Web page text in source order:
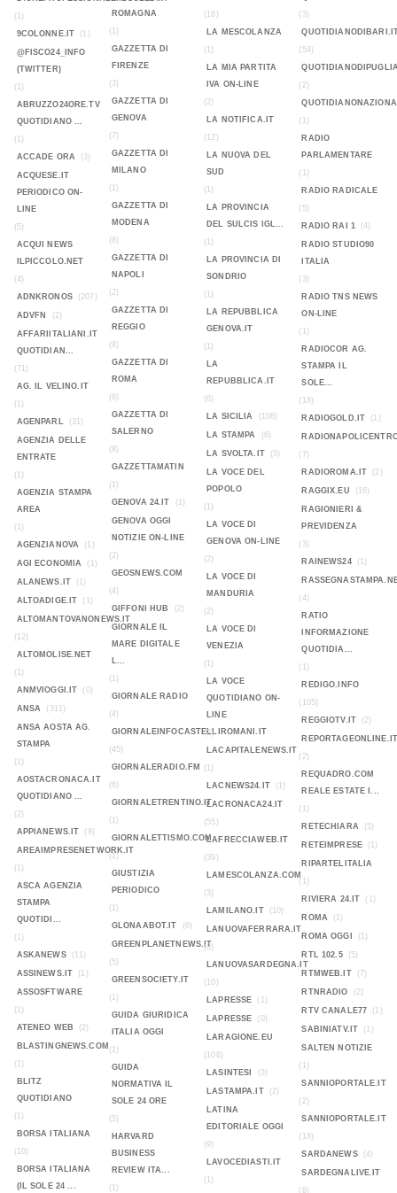
(1)
9COLONNE.IT
(1)
@FISCO24_INFO
(TWITTER)
(1)
ABRUZZO24ORE.TV
QUOTIDIANO ...
(1)
ACCADE ORA
(3)
ACQUESE.IT
PERIODICO ON-
LINE
(5)
ACQUI NEWS
ILPICCOLO.NET
(4)
ADNKRONOS
(207)
ADVFN (2)
AFFARIITALIANI.IT
QUOTIDIAN...
(71)
AG. IL VELINO.IT
(1)
AGENPARL
(31)
AGENZIA DELLE
ENTRATE
(1)
AGENZIA STAMPA
AREA
(1)
AGENZIANOVA
(1)
AGI ECONOMIA (1)
ALANEWS.IT (1)
ALTOADIGE.IT (1)
ALTOMANTOVANONEWS.IT
(12)
ALTOMOLISE.NET
(1)
ANMVIOGGI.IT
(0)
ANSA (311)
ANSA AOSTA AG.
STAMPA
(1)
AOSTACRONACA.IT
QUOTIDIANO ...
(2)
APPIANEWS.IT
(8)
AREAIMPRESENETWORK.IT
(1)
ASCA AGENZIA
STAMPA
QUOTIDI...
(1)
ASKANEWS
(11)
ASSINEWS.IT (1)
ASSOSFTWARE
(1)
ATENEO WEB
(2)
BLASTINGNEWS.COM
(1)
BLITZ
QUOTIDIANO
(1)
BORSA ITALIANA
(10)
BORSA ITALIANA
(IL SOLE 24 ...
ROMAGNA
(1)
GAZZETTA DI
FIRENZE
(3)
GAZZETTA DI
GENOVA
(7)
GAZZETTA DI
MILANO
(1)
GAZZETTA DI
MODENA
(8)
GAZZETTA DI
NAPOLI
(2)
GAZZETTA DI
REGGIO
(8)
GAZZETTA DI
ROMA
(6)
GAZZETTA DI
SALERNO
(8)
GAZZETTAMATIN
(1)
GENOVA 24.IT
(1)
GENOVA OGGI
NOTIZIE ON-LINE
(2)
GEOSNEWS.COM
(4)
GIFFONI HUB
(2)
GIORNALE IL
MARE DIGITALE
L...
(1)
GIORNALE RADIO
(4)
GIORNALEINFOCASTELLIROMANI.IT
(45)
GIORNALERADIO.FM
(6)
GIORNALETRENTINO.IT
(1)
GIORNALETTISMO.COM
(1)
GIUSTIZIA
PERIODICO
(1)
GLONAABOT.IT
(6)
GREENPLANETNEWS.IT
(5)
GREENSOCIETY.IT
(1)
GUIDA GIURIDICA
ITALIA OGGI
(1)
GUIDA
NORMATIVA IL
SOLE 24 ORE
(5)
HARVARD
BUSINESS
REVIEW ITA...
(1)
(16)
LA MESCOLANZA
(1)
LA MIA PARTITA
IVA ON-LINE
(2)
LA NOTIFICA.IT
(12)
LA NUOVA DEL
SUD
(1)
LA PROVINCIA
DEL SULCIS IGL...
(1)
LA PROVINCIA DI
SONDRIO
(1)
LA REPUBBLICA
GENOVA.IT
(1)
LA
REPUBBLICA.IT
(6)
LA SICILIA
(108)
LA STAMPA (6)
LA SVOLTA.IT (5)
LA VOCE DEL
POPOLO
(1)
LA VOCE DI
GENOVA ON-LINE
(2)
LA VOCE DI
MANDURIA
(2)
LA VOCE DI
VENEZIA
(1)
LA VOCE
QUOTIDIANO ON-
LINE
(2)
LACAPITALENEWS.IT
(1)
LACNEWS24.IT
(1)
LACRONACA24.IT
(55)
LAFRECCIAWEB.IT
(39)
LAMESCOLANZA.COM
(3)
LAMILANO.IT
(10)
LANUOVAFERRARA.IT
(8)
LANUOVASARDEGNA.IT
(10)
LAPRESSE
(1)
LAPRESSE (0)
LARAGIONE.EU
(108)
LASINTESI
(3)
LASTAMPA.IT (2)
LATINA
EDITORIALE OGGI
(9)
LAVOCEDIASTI.IT
(1)
(3)
(54)
(2)
(1)
RADIO
PARLAMENTARE
(1)
RADIO RADICALE
(5)
RADIO RAI 1
(4)
RADIO STUDIO90
ITALIA
(3)
RADIO TNS NEWS
ON-LINE
(1)
RADIOCOR AG.
STAMPA IL
SOLE...
(18)
RADIOGOLD.IT
(1)
(7)
RADIOROMA.IT
(2)
RAGGIX.EU (16)
RAGIONIERI &
PREVIDENZA
(3)
RAINEWS24
(1)
(4)
RATIO
INFORMAZIONE
QUOTIDIA...
(1)
REDIGO.INFO
(105)
REGGIOTV.IT
(2)
REPORTAGEONLINE.IT
(2)
REQUADRO.COM
REALE ESTATE I...
(1)
RETECHIARA
(5)
RETEIMPRESE (1)
RIPARTELITALIA
(1)
RIVIERA 24.IT
(1)
ROMA (1)
ROMA OGGI (1)
RTL 102.5 (5)
RTMWEB.IT (7)
RTNRADIO (2)
RTV CANALE77 (1)
SABINIATV.IT (1)
SALTEN NOTIZIE
(1)
SANNIOPORTALE.IT
(2)
SANNIOPORTALE.IT
(18)
SARDANEWS
(4)
SARDEGNALIVE.IT
(8)